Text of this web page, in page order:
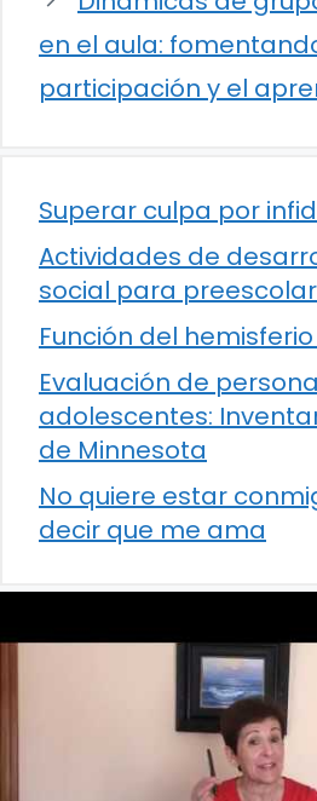
en el aula:
participación y el
Superar culpa por
Actividades de
social para
Función del
Evaluación de
adolescentes:
de Minnesota
No quiere estar
decir que me ama